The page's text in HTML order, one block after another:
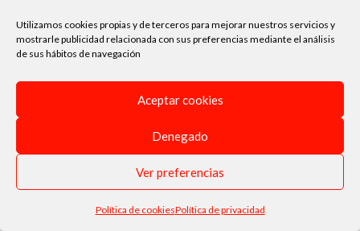
Utilizamos cookies propias y de terceros para mejorar nuestros servicios y
mostrarle publicidad relacionada con sus preferencias mediante el análisis
de sus hábitos de navegación
Aceptar cookies
Denegado
Ver preferencias
Política de cookiesPolítica de privacidad
Enviar